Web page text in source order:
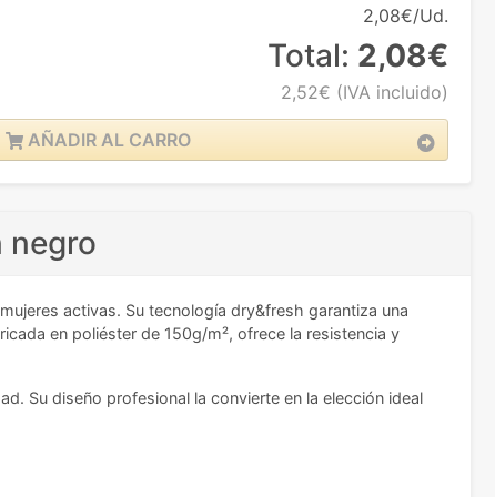
2,08€/Ud.
Total: 2,08€
2,52€ (IVA incluido)
AÑADIR AL CARRO
negro
activas. Su tecnología dry&fresh garantiza una
en poliéster de 150g/m², ofrece la resistencia y
Su diseño profesional la convierte en la elección ideal